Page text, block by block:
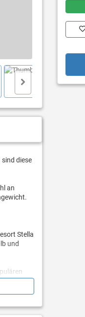
diese
an
Stella
und
eine